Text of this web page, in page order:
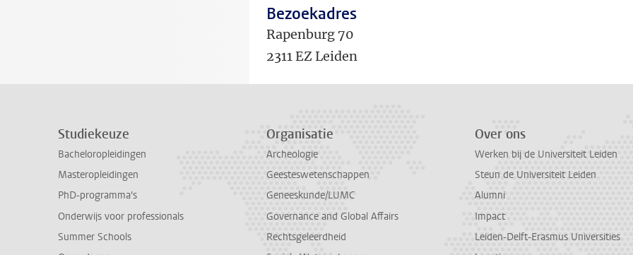
Bezoekadres
Rapenburg 70
2311 EZ Leiden
Studiekeuze
Bacheloropleidingen
Masteropleidingen
PhD-programma's
Onderwijs voor professionals
Summer Schools
Organisatie
Archeologie
Geesteswetenschappen
Geneeskunde/LUMC
Governance and Global Affairs
Rechtsgeleerdheid
Over ons
Werken bij de Universiteit Leiden
Steun de Universiteit Leiden
Alumni
Impact
Leiden-Delft-Erasmus Universities